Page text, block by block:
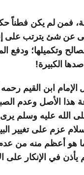
فمن لم يكن فطناً
عن شئ يترتب على
وتكميلها؛ ودفع
الكبيرة!
ابن القيم رحمه
هذا الأصل وعدم
الله عليه وسلم يرى
عزم على تغيير
هو أعظم منه من
يأذن في الإنكار على